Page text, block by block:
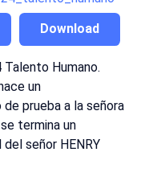
Download
Humano.
un
prueba a la señora
termina un
señor HENRY